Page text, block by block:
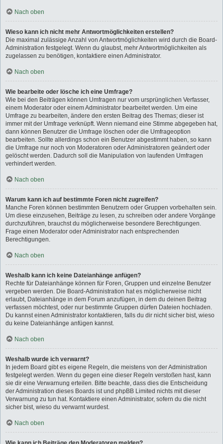
Nach oben
Wieso kann ich nicht mehr Antwortmöglichkeiten erstellen?
Die maximal zulässige Anzahl von Antwortmöglichkeiten wird durch die Board-
Administration festgelegt. Wenn du glaubst, mehr Antwortmöglichkeiten als
zugelassen zu benötigen, kontaktiere einen Administrator.
Nach oben
Wie bearbeite oder lösche ich eine Umfrage?
Wie bei den Beiträgen können Umfragen nur vom ursprünglichen Verfasser,
einem Moderator oder einem Administrator bearbeitet werden. Um eine
Umfrage zu bearbeiten, ändere den ersten Beitrag des Themas; dieser ist
immer mit der Umfrage verknüpft. Wenn niemand eine Stimme abgegeben hat,
dann können Benutzer die Umfrage löschen oder die Umfrageoption
bearbeiten. Sollte allerdings schon ein Benutzer abgestimmt haben, so kann
die Umfrage nur noch von Moderatoren oder Administratoren geändert oder
gelöscht werden. Dadurch soll die Manipulation von laufenden Umfragen
verhindert werden.
Nach oben
Warum kann ich auf bestimmte Foren nicht zugreifen?
Manche Foren können bestimmten Benutzern oder Gruppen vorbehalten sein.
Um diese einzusehen, Beiträge zu lesen, zu schreiben oder andere Vorgänge
durchzuführen, brauchst du möglicherweise besondere Berechtigungen.
Frage einen Moderator oder Administrator nach entsprechenden
Berechtigungen.
Nach oben
Weshalb kann ich keine Dateianhänge anfügen?
Rechte für Dateianhänge können für Foren, Gruppen und einzelne Benutzer
vergeben werden. Die Board-Administration hat es möglicherweise nicht
erlaubt, Dateianhänge in dem Forum anzufügen, in dem du deinen Beitrag
verfassen möchtest, oder nur bestimmte Gruppen dürfen Dateien hochladen.
Du kannst einen Administrator kontaktieren, falls du dir nicht sicher bist, wieso
du keine Dateianhänge anfügen kannst.
Nach oben
Weshalb wurde ich verwarnt?
In jedem Board gibt es eigene Regeln, die meistens von der Administration
festgelegt werden. Wenn du gegen eine dieser Regeln verstoßen hast, kann
sie dir eine Verwarnung erteilen. Bitte beachte, dass dies die Entscheidung
der Administration dieses Boards ist und phpBB Limited nichts mit dieser
Verwarnung zu tun hat. Kontaktiere einen Administrator, sofern du die nicht
sicher bist, wieso du verwarnt wurdest.
Nach oben